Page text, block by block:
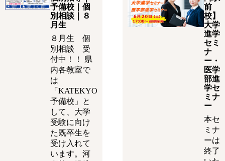
予備校｜個
別相談｜８
月生
８月生 個
別相談 受
付中！！ 県
内各教室で
は
「KATEKYO
予備校」と
して、大学
受験に向け
た既卒生を
受け入れて
います。河
前
校】
大学
進学
セミ
ナ
ー・
医学
部進
学セ
ミナ
ー
本セ
ミナ
ーは
終了